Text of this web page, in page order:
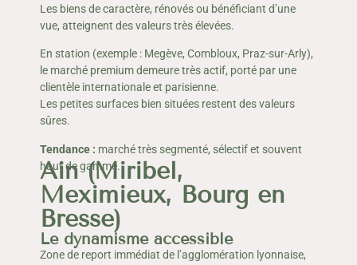
Les biens de caractère, rénovés ou bénéficiant d’une
vue, atteignent des valeurs très élevées.
En station (exemple : Megève, Combloux, Praz-sur-Arly),
le marché premium demeure très actif, porté par une
clientèle internationale et parisienne.
Les petites surfaces bien situées restent des valeurs
sûres.
Tendance : marché très segmenté, sélectif et souvent
haut de gamme.
Ain (Miribel,
Meximieux, Bourg en
Bresse)
Le dynamisme accessible
Zone de report immédiat de l’agglomération lyonnaise,